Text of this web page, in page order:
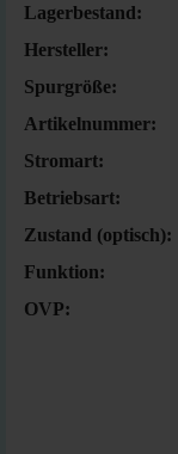
Lagerbestand:
Hersteller:
Spurgröße:
Artikelnummer:
Stromart:
Betriebsart:
Zustand (optisch):
Funktion:
OVP: